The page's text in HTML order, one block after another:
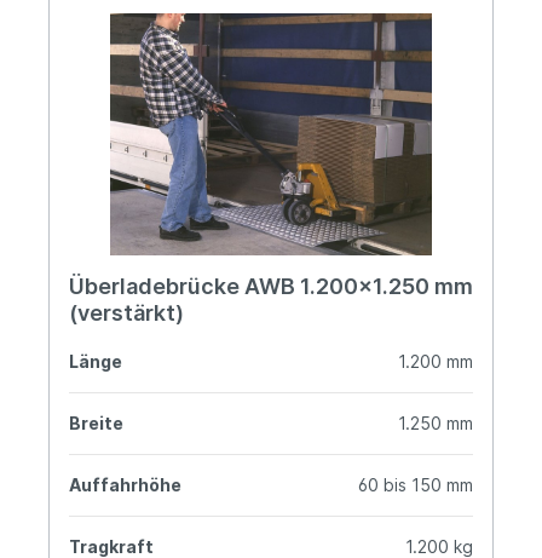
Überladebrücke AWB 1.200x1.250 mm
(verstärkt)
Länge 1.200 mm
Breite 1.250 mm
Auffahrhöhe 60 bis 150 mm
Tragkraft 1.200 kg